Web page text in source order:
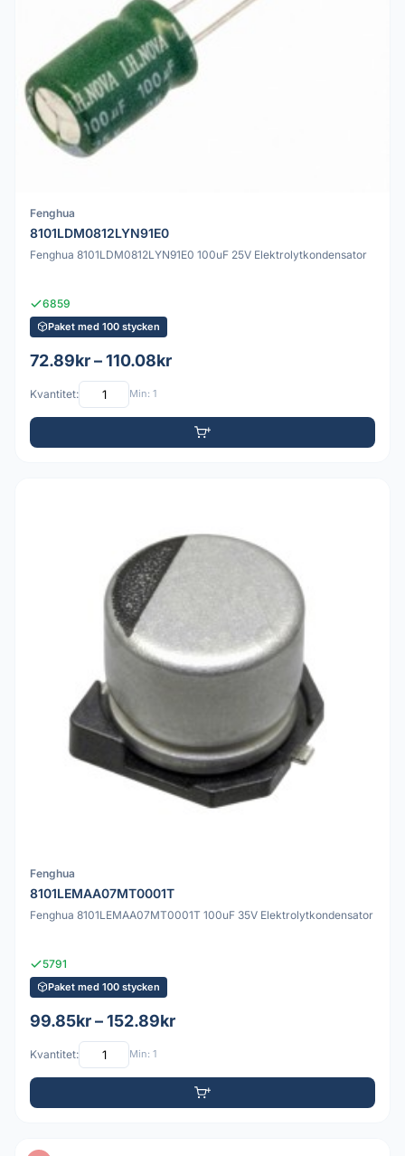
Fenghua
8101LDM0812LYN91E0
Fenghua 8101LDM0812LYN91E0 100uF 25V Elektrolytkondensator
6859
Paket med 100 stycken
72.89kr – 110.08kr
Kvantitet: Min: 1
Fenghua
8101LEMAA07MT0001T
Fenghua 8101LEMAA07MT0001T 100uF 35V Elektrolytkondensator
5791
Paket med 100 stycken
99.85kr – 152.89kr
Kvantitet: Min: 1